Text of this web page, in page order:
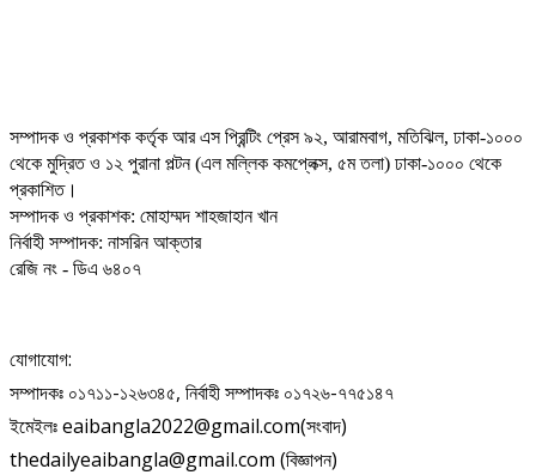
সম্পাদক ও প্রকাশক কর্তৃক আর এস প্রিন্টিং প্রেস ৯২, আরামবাগ, মতিঝিল, ঢাকা-১০০০
থেকে মুদ্রিত ও ১২ পুরানা পল্টন (এল মল্লিক কমপ্লেক্স, ৫ম তলা) ঢাকা-১০০০ থেকে
প্রকাশিত।
সম্পাদক ও প্রকাশক: মোহাম্মদ শাহজাহান খান
নির্বাহী সম্পাদক: নাসরিন আক্তার
রেজি নং - ডিএ ৬৪০৭
যোগাযোগ:
সম্পাদকঃ ০১৭১১-১২৬৩৪৫, নির্বাহী সম্পাদকঃ ০১৭২৬-৭৭৫১৪৭
ইমেইলঃ eaibangla2022@gmail.com(সংবাদ)
thedailyeaibangla@gmail.com (বিজ্ঞাপন)